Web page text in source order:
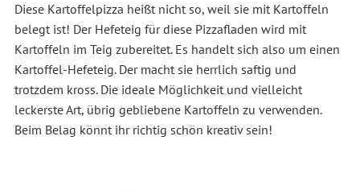
Diese Kartoffelpizza heißt nicht so, weil sie mit Kartoffeln
belegt ist! Der Hefeteig für diese Pizzafladen wird mit
Kartoffeln im Teig zubereitet. Es handelt sich also um einen
Kartoffel-Hefeteig. Der macht sie herrlich saftig und
trotzdem kross. Die ideale Möglichkeit und vielleicht
leckerste Art, übrig gebliebene Kartoffeln zu verwenden.
Beim Belag könnt ihr richtig schön kreativ sein!